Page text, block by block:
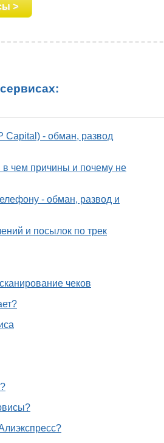
>
Capital) - обман, развод
чем причины и почему не
- обман, развод и
и посылок по трек
чеков